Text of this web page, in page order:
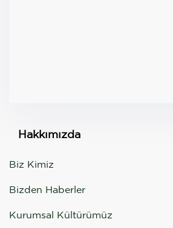
Hakkımızda
Biz Kimiz
Bizden Haberler
Kurumsal Kültürümüz